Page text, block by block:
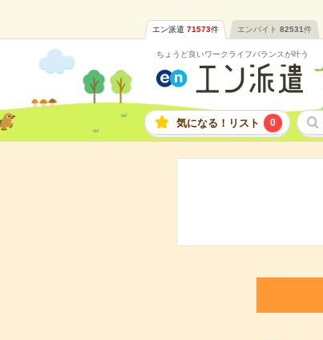
エン派遣 71573件 エンバイト 82531件
ちょうど良いワークライフバランスが叶う
気になる！リスト 0